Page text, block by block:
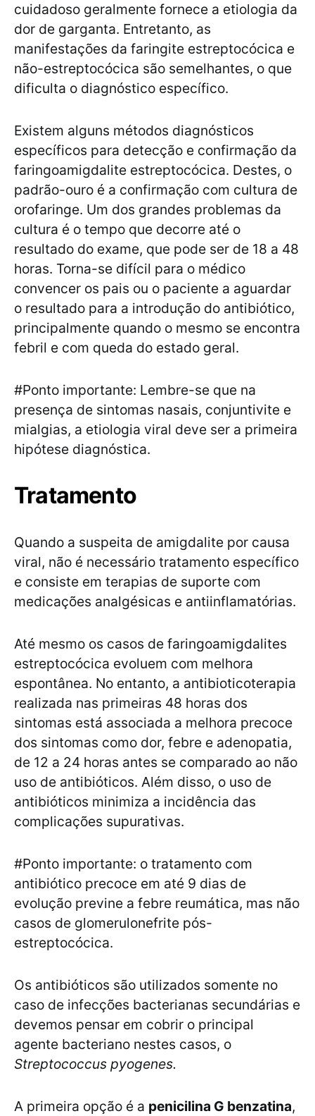
cuidadoso geralmente fornece a etiologia da
dor de garganta. Entretanto, as
manifestações da faringite estreptocócica e
não-estreptocócica são semelhantes, o que
dificulta o diagnóstico específico.
Existem alguns métodos diagnósticos
específicos para detecção e confirmação da
faringoamigdalite estreptocócica. Destes, o
padrão-ouro é a confirmação com cultura de
orofaringe. Um dos grandes problemas da
cultura é o tempo que decorre até o
resultado do exame, que pode ser de 18 a 48
horas. Torna-se difícil para o médico
convencer os pais ou o paciente a aguardar
o resultado para a introdução do antibiótico,
principalmente quando o mesmo se encontra
febril e com queda do estado geral.
#Ponto importante: Lembre-se que na
presença de sintomas nasais, conjuntivite e
mialgias, a etiologia viral deve ser a primeira
hipótese diagnóstica.
Tratamento
Quando a suspeita de amigdalite por causa
viral, não é necessário tratamento específico
e consiste em terapias de suporte com
medicações analgésicas e antiinflamatórias.
Até mesmo os casos de faringoamigdalites
estreptocócica evoluem com melhora
espontânea. No entanto, a antibioticoterapia
realizada nas primeiras 48 horas dos
sintomas está associada a melhora precoce
dos sintomas como dor, febre e adenopatia,
de 12 a 24 horas antes se comparado ao não
uso de antibióticos. Além disso, o uso de
antibióticos minimiza a incidência das
complicações supurativas.
#Ponto importante: o tratamento com
antibiótico precoce em até 9 dias de
evolução previne a febre reumática, mas não
casos de glomerulonefrite pós-
estreptocócica.
Os antibióticos são utilizados somente no
caso de infecções bacterianas secundárias e
devemos pensar em cobrir o principal
agente bacteriano nestes casos, o
Streptococcus pyogenes.
A primeira opção é a penicilina G benzatina,